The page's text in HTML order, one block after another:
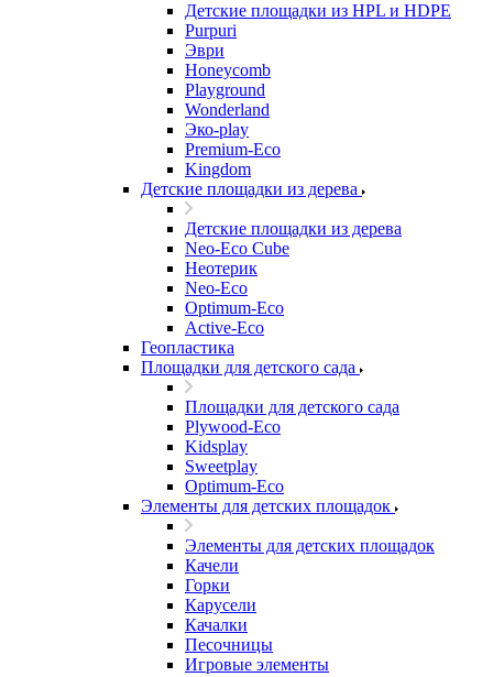
Детские площадки из HPL и HDPE
Purpuri
Эври
Honeycomb
Playground
Wonderland
Эко-play
Premium-Eco
Kingdom
Детские площадки из дерева
Детские площадки из дерева
Neo-Eco Cube
Неотерик
Neo-Eco
Оptimum-Еco
Active-Eco
Геопластика
Площадки для детского сада
Площадки для детского сада
Plywood-Eco
Kidsplay
Sweetplay
Оptimum-Еco
Элементы для детских площадок
Элементы для детских площадок
Качели
Горки
Карусели
Качалки
Песочницы
Игровые элементы